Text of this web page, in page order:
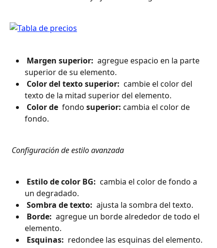
Margen superior: agregue espacio en la parte
superior de su elemento.
Color del texto superior: cambie el color del
texto de la mitad superior del elemento.
Color de fondo superior: cambia el color de
fondo.
Configuración de estilo avanzada
Estilo de color BG: cambia el color de fondo a
un degradado.
Sombra de texto: ajusta la sombra del texto.
Borde: agregue un borde alrededor de todo el
elemento.
Esquinas: redondee las esquinas del elemento.